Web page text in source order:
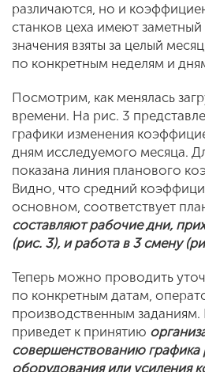
различаются, но и
станков цеха имеют
значения взяты за целый
по конкретным неделям и
Посмотрим, как менялась
времени. На рис. 3
графики изменения
дням исследуемого месяца.
показана линия планового
Видно, что средний
основном, соответствует
составляют рабочие дни,
(рис. 3), и работа в 3 смену
Теперь можно проводить
по конкретным датам,
производственным
приведет к принятию
совершенствованию графика
оборудования или усиления